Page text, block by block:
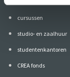
cursussen
studio- en zaalhuur
studentenkantoren
CREA fonds